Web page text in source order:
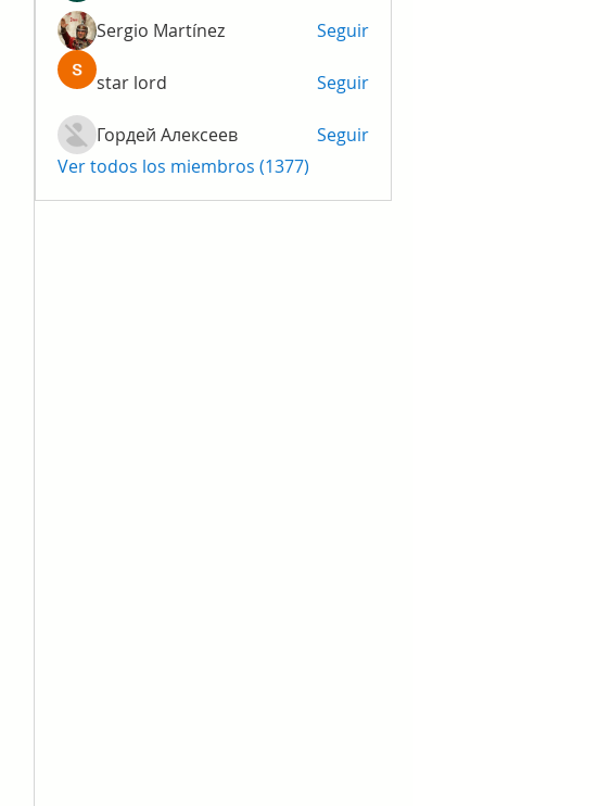
Sergio Martínez
Seguir
star lord Seguir
Гордей Алексеев
Seguir
Ver todos los miembros (1377)